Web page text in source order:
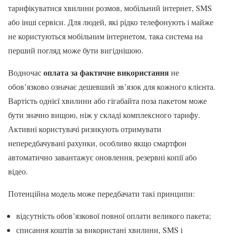
тарифікуватися хвилини розмов, мобільний інтернет, SMS
або інші сервіси. Для людей, які рідко телефонують і майже
не користуються мобільним інтернетом, така система на
перший погляд може бути вигіднішою.
Водночасоплата за фактичне використанняне
обов’язково означає дешевший зв’язок для кожного клієнта.
Вартість однієї хвилини або гігабайта поза пакетом може
бути значно вищою, ніж у складі комплексного тарифу.
Активні користувачі ризикують отримувати
непередбачувані рахунки, особливо якщо смартфон
автоматично завантажує оновлення, резервні копії або
відео.
Потенційна модель може передбачати такі принципи:
відсутність обов’язкової повної оплати великого пакета;
списання коштів за використані хвилини, SMS і